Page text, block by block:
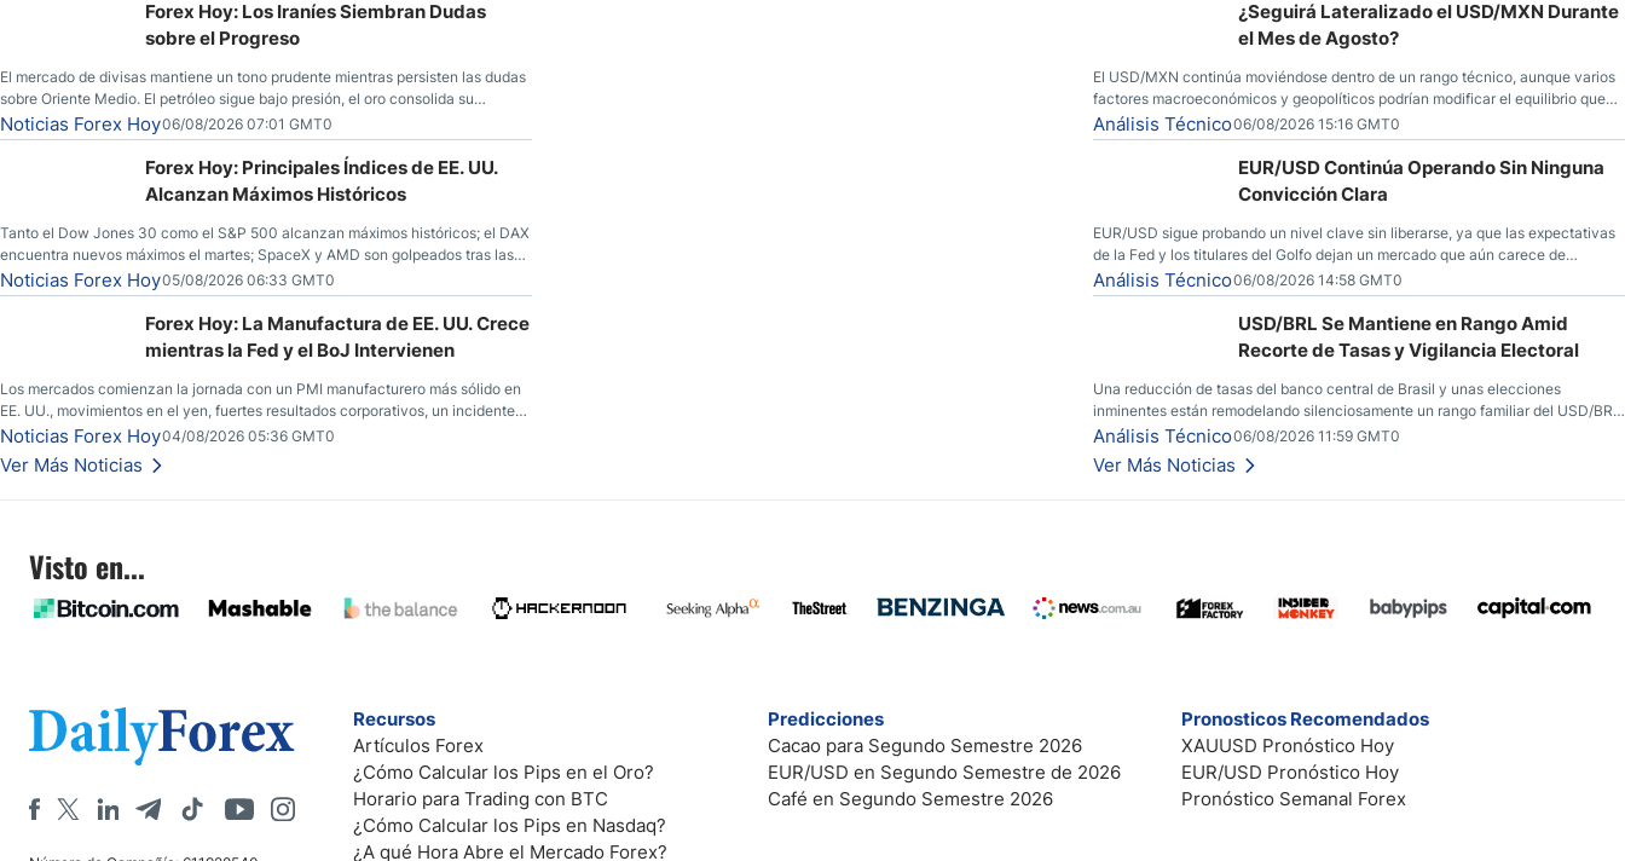
Forex Hoy: Los Iraníes Siembran Dudas
sobre el Progreso
El mercado de divisas mantiene un tono prudente mientras persisten las dudas
sobre Oriente Medio. El petróleo sigue bajo presión, el oro consolida su
fortaleza y los operadores esperan nuevas referencias económicas desde
Estados Unidos.
Noticias Forex Hoy06/08/2026 07:01 GMT0
Forex Hoy: Principales Índices de EE. UU.
Alcanzan Máximos Históricos
Tanto el Dow Jones 30 como el S&P 500 alcanzan máximos históricos; el DAX
encuentra nuevos máximos el martes; SpaceX y AMD son golpeados tras las
llamadas de ganancias; el petróleo crudo cae por debajo de los $80 con
nuevas esperanzas; el dólar estadounidense continúa intentando estabilizarse
frente al yen; el peso mexicano ve un repunte a medida que las tasas caen en
Noticias Forex Hoy05/08/2026 06:33 GMT0
Forex Hoy: La Manufactura de EE. UU. Crece
mientras la Fed y el BoJ Intervienen
Los mercados comienzan la jornada con un PMI manufacturero más sólido en
EE. UU., movimientos en el yen, fuertes resultados corporativos, un incidente
de seguridad en Bitcoin y nuevas señales desde el mercado del petróleo.
Noticias Forex Hoy04/08/2026 05:36 GMT0
Ver Más Noticias
¿Seguirá Lateralizado el USD/MXN Durante
el Mes de Agosto?
El USD/MXN continúa moviéndose dentro de un rango técnico, aunque varios
factores macroeconómicos y geopolíticos podrían modificar el equilibrio que
ha dominado al mercado en las últimas semanas.
Análisis Técnico06/08/2026 15:16 GMT0
EUR/USD Continúa Operando Sin Ninguna
Convicción Clara
EUR/USD sigue probando un nivel clave sin liberarse, ya que las expectativas
de la Fed y los titulares del Golfo dejan un mercado que aún carece de
convicción real.
Análisis Técnico06/08/2026 14:58 GMT0
USD/BRL Se Mantiene en Rango Amid
Recorte de Tasas y Vigilancia Electoral
Una reducción de tasas del banco central de Brasil y unas elecciones
inminentes están remodelando silenciosamente un rango familiar del USD/BRL.
Una reducción de tasas por parte del banco central de Brasil y unas elecciones
inminentes están remodelando silenciosamente un rango familiar del USD/BRL.
Esto es lo que los traders están observando a continuación.
Análisis Técnico06/08/2026 11:59 GMT0
Ver Más Noticias
Visto en...
Recursos
Artículos Forex
¿Cómo Calcular los Pips en el Oro?
Horario para Trading con BTC
¿Cómo Calcular los Pips en Nasdaq?
¿A qué Hora Abre el Mercado Forex?
Predicciones
Cacao para Segundo Semestre 2026
EUR/USD en Segundo Semestre de 2026
Café en Segundo Semestre 2026
Pronosticos Recomendados
XAUUSD Pronóstico Hoy
EUR/USD Pronóstico Hoy
Pronóstico Semanal Forex